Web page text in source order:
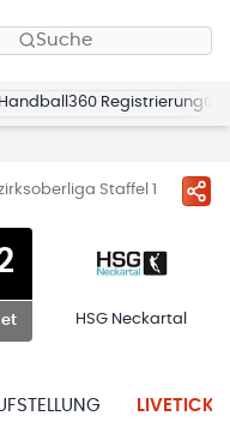
Suche
Handball360 Registrierung
Staffel 1
HSG Neckartal